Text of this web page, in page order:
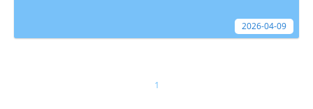
2026-04-09
1